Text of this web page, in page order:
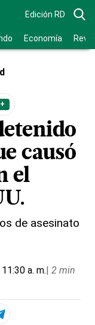
Edición RD
Economía
causó
el
de asesinato
a. m.| 2 min